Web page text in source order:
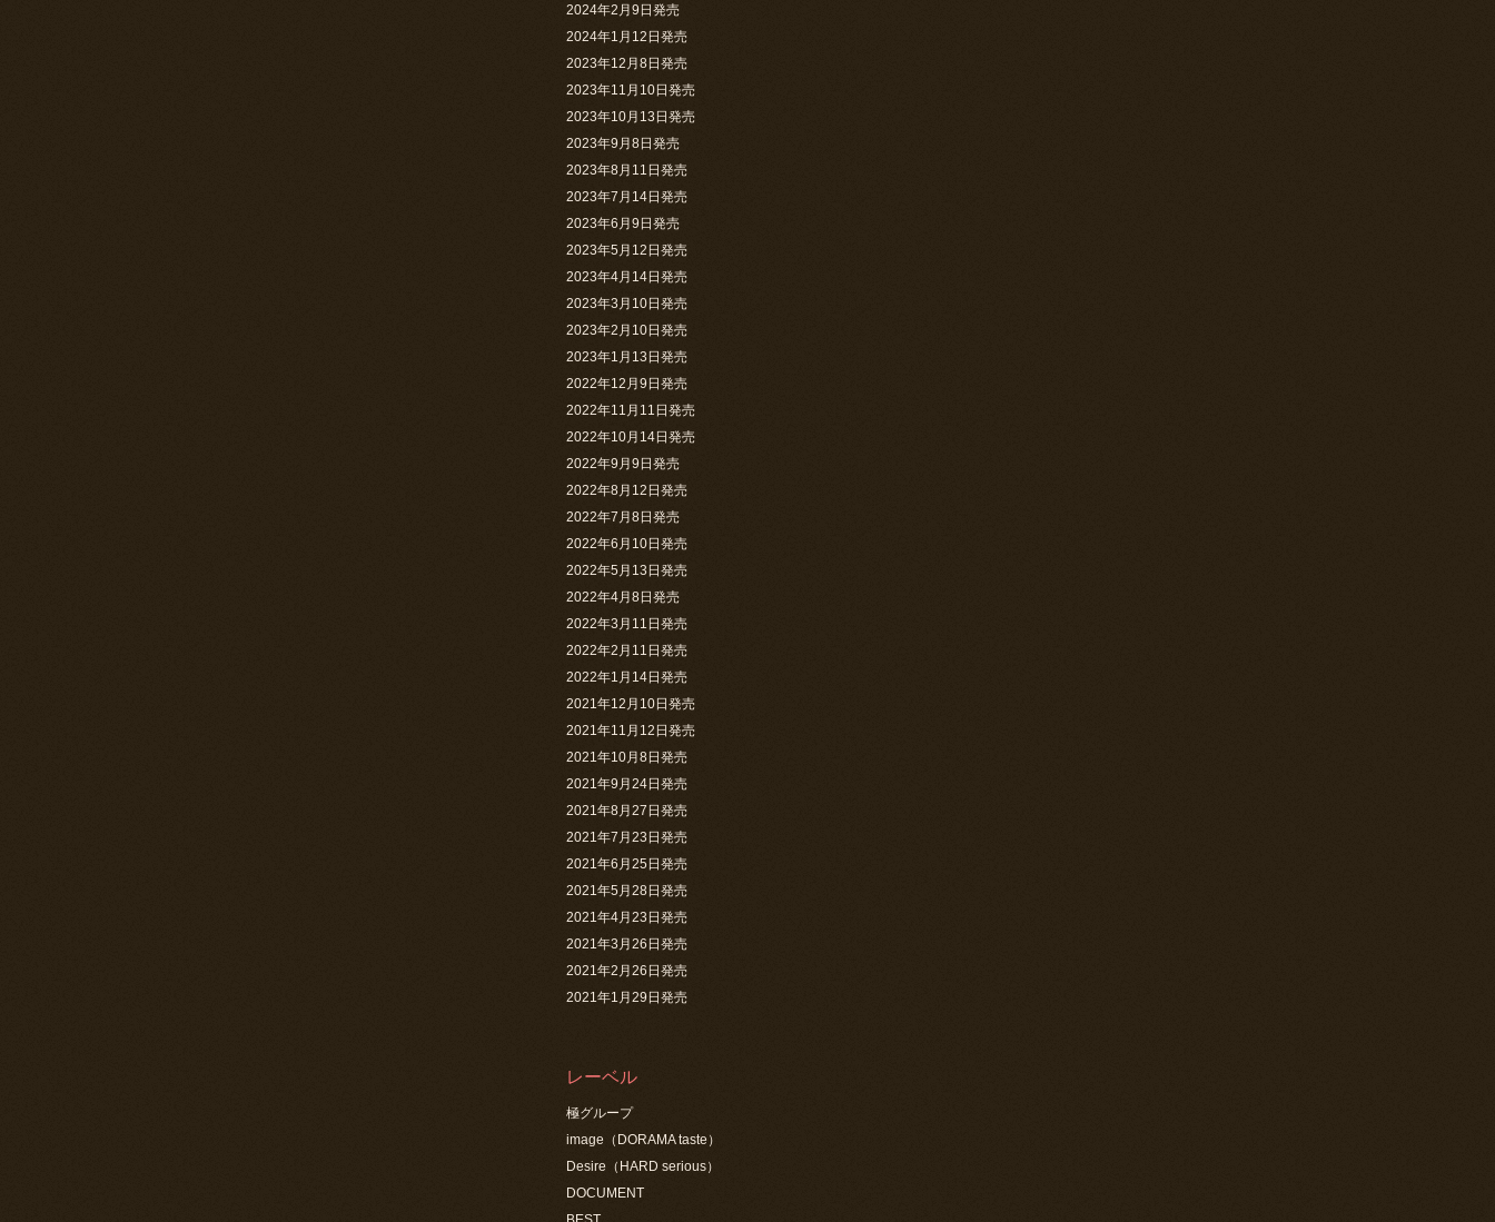
2024年2月9日発売
2024年1月12日発売
2023年12月8日発売
2023年11月10日発売
2023年10月13日発売
2023年9月8日発売
2023年8月11日発売
2023年7月14日発売
2023年6月9日発売
2023年5月12日発売
2023年4月14日発売
2023年3月10日発売
2023年2月10日発売
2023年1月13日発売
2022年12月9日発売
2022年11月11日発売
2022年10月14日発売
2022年9月9日発売
2022年8月12日発売
2022年7月8日発売
2022年6月10日発売
2022年5月13日発売
2022年4月8日発売
2022年3月11日発売
2022年2月11日発売
2022年1月14日発売
2021年12月10日発売
2021年11月12日発売
2021年10月8日発売
2021年9月24日発売
2021年8月27日発売
2021年7月23日発売
2021年6月25日発売
2021年5月28日発売
2021年4月23日発売
2021年3月26日発売
2021年2月26日発売
2021年1月29日発売
レーベル
極グループ
image（DORAMA taste）
Desire（HARD serious）
DOCUMENT